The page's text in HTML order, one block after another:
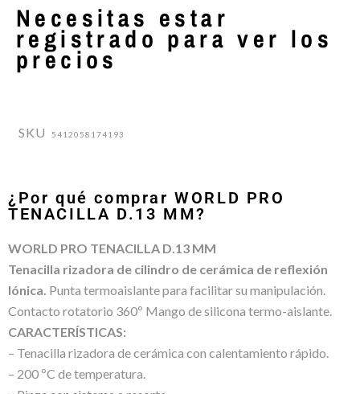
Necesitas estar
registrado para ver los
precios
SKU 5412058174193
¿Por qué comprar WORLD PRO
TENACILLA D.13 MM?
WORLD PRO TENACILLA D.13 MM
Tenacilla rizadora de cilindro de cerámica de reflexión
Iónica. Punta termoaislante para facilitar su manipulación.
Contacto rotatorio 360º Mango de silicona termo-aislante.
CARACTERÍSTICAS:
– Tenacilla rizadora de cerámica con calentamiento rápido.
– 200 ºC de temperatura.